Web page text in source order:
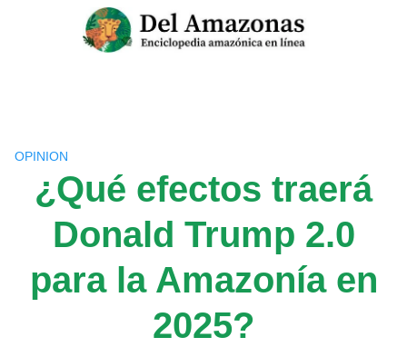
OPINION
¿Qué efectos traerá
Donald Trump 2.0
para la Amazonía en
2025?